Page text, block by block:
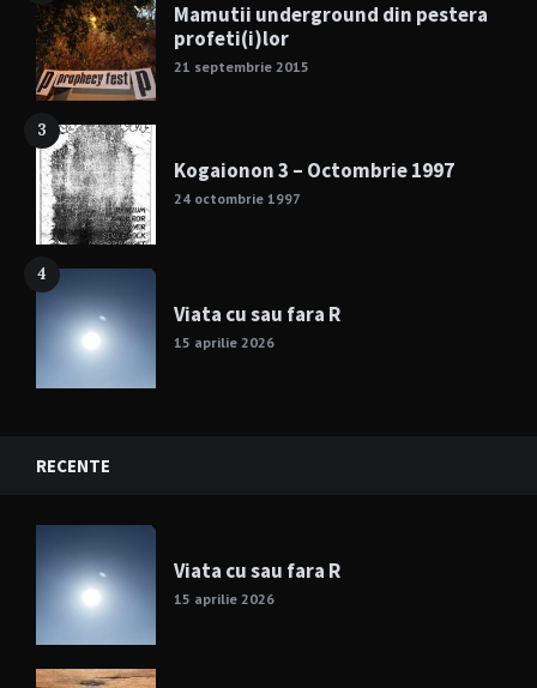
Mamutii underground din pestera
profeti(i)lor
21 septembrie 2015
3
Kogaionon 3 – Octombrie 1997
24 octombrie 1997
4
Viata cu sau fara R
15 aprilie 2026
RECENTE
Viata cu sau fara R
15 aprilie 2026